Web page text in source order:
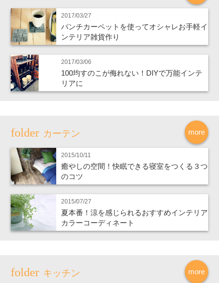
2017/03/27
パンチカーペットを使ってオシャレお手軽イ
ンテリア雑貨作り
2017/03/06
100均すのこが侮れない！DIYで万能インテ
リアに
more
カーテン
2015/10/11
癒やしの空間！快眠できる寝室をつくる３つ
のコツ
2015/07/27
夏本番！涼を感じられるおすすめインテリア
カラーコーディネート
more
キッチン